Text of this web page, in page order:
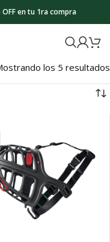
OFF en tu 1ra compra
los 5 resultados